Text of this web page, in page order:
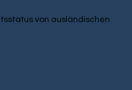
von ausländischen